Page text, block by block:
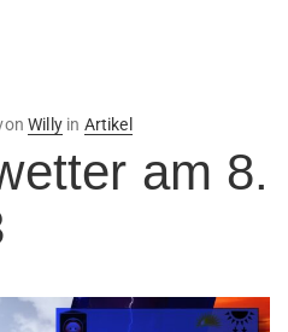
Willyin Artikel
am 8.